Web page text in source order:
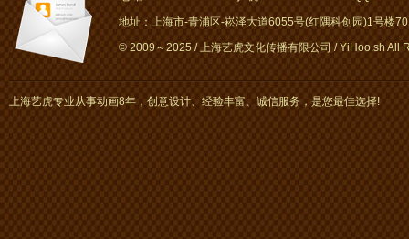
地址：上海市-青浦区-崧泽大道6055号(红隅科创园)1号楼
© 2009～2025 / 上海艺虎文化传播有限公司 / YiHoo.sh All
上海艺虎专业从事动画8年，创意设计、经验丰富、诚信服务，是您最佳选择!